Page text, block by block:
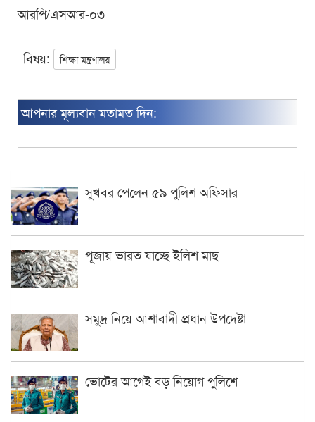
আরপি/এসআর-০৩
বিষয়: শিক্ষা মন্ত্রণালয়
আপনার মূল্যবান মতামত দিন:
সুখবর পেলেন ৫৯ পুলিশ অফিসার
পূজায় ভারত যাচ্ছে ইলিশ মাছ
সমুদ্র নিয়ে আশাবাদী প্রধান উপদেষ্টা
ভোটের আগেই বড় নিয়োগ পুলিশে